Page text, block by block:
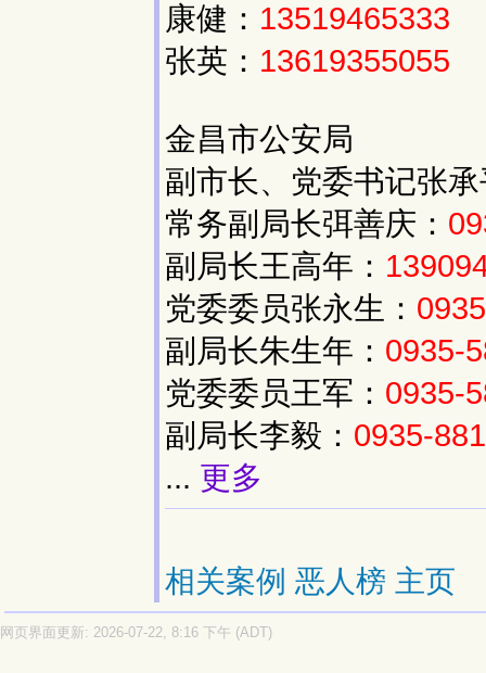
康健： 13519465333
张英： 13619355055
金昌市公安局
副市长、党委书记张
常务副局长弭善庆：
副局长王高年：
党委委员张永生：
副局长朱生年： 0935-
党委委员王军： 0935-
副局长李毅： 0935-
... 更多
相关案例 恶人榜 主页
网页界面更新: 2026-07-22, 8:16 下午 (ADT)